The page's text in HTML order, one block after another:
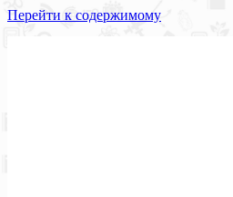
Перейти к содержимому